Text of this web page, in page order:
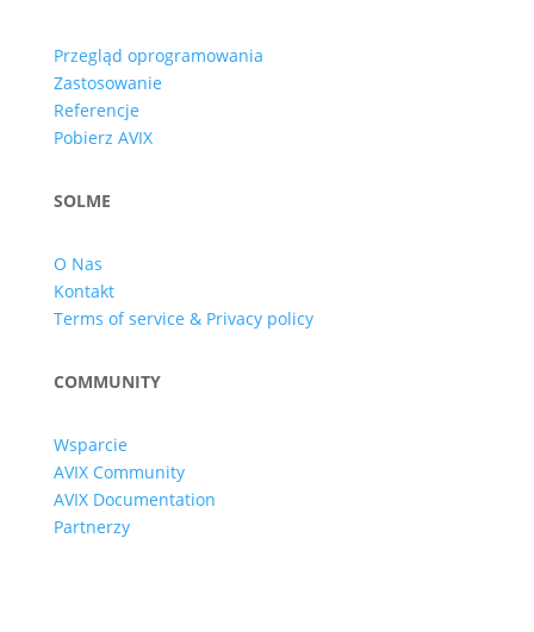
Przegląd oprogramowania
Zastosowanie
Referencje
Pobierz AVIX
SOLME
O Nas
Kontakt
Terms of service & Privacy policy
COMMUNITY
Wsparcie
AVIX Community
AVIX Documentation
Partnerzy